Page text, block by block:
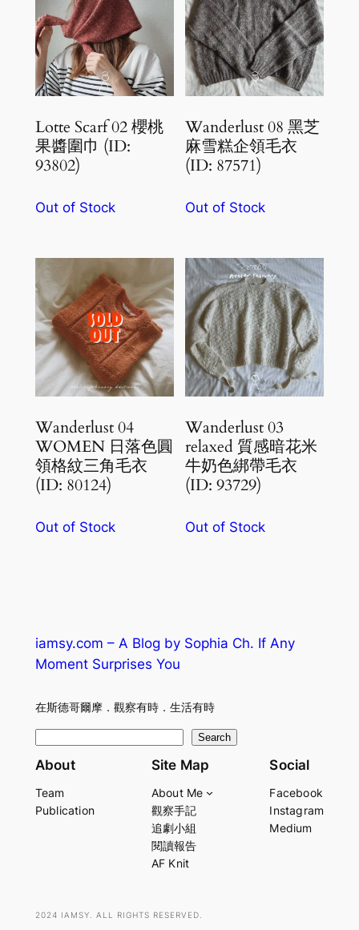
Lotte Scarf 02 櫻桃
果醬圍巾 (ID:
93802)
Out of Stock
Wanderlust 08 黑芝
麻雪糕企領毛衣
(ID: 87571)
Out of Stock
Wanderlust 04
WOMEN 日落色圓
領格紋三角毛衣
(ID: 80124)
Out of Stock
Wanderlust 03
relaxed 質感暗花米
牛奶色綁帶毛衣
(ID: 93729)
Out of Stock
iamsy.com – A Blog by Sophia Ch. If Any
Moment Surprises You
在斯德哥爾摩．觀察有時．生活有時
e
r
Search
About
Team
Publication
Site Map
About Me
觀察手記
追劇小組
閱讀報告
AF Knit
Social
Facebook
Instagram
Medium
2024 IAMSY. ALL RIGHTS RESERVED.